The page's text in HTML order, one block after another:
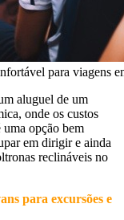
para viagens
aluguel de um
onde os custos
opção bem
em dirigir e ainda
reclináveis no
para excursões e